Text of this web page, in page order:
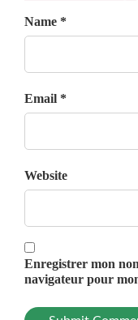
Name *
Email *
Website
Enregistrer mon
navigateur pour